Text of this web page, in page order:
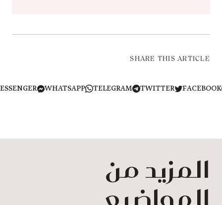
SHARE THIS ARTICLE
TWITTER
TELEGRAM
WHATSAPP
MESSENGER
المزيد من